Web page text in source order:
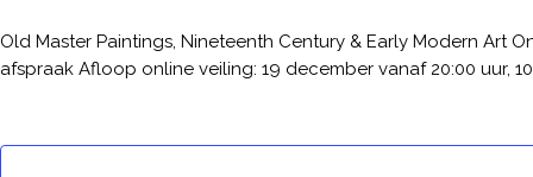
Old Master Paintings, Nineteenth Century & Early Modern Art
afspraak Afloop online veiling: 19 december vanaf 20:00 uur,